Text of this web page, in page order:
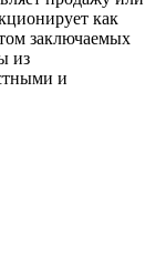
как
заключаемых
из
и